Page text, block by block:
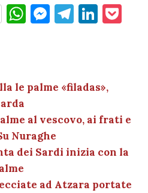
W
A
p
p
M
g
T
a
Li
dI
n
le palme «filadas»,
al vescovo, ai frati e
Nuraghe
dei Sardi inizia con la
ad Atzara portate